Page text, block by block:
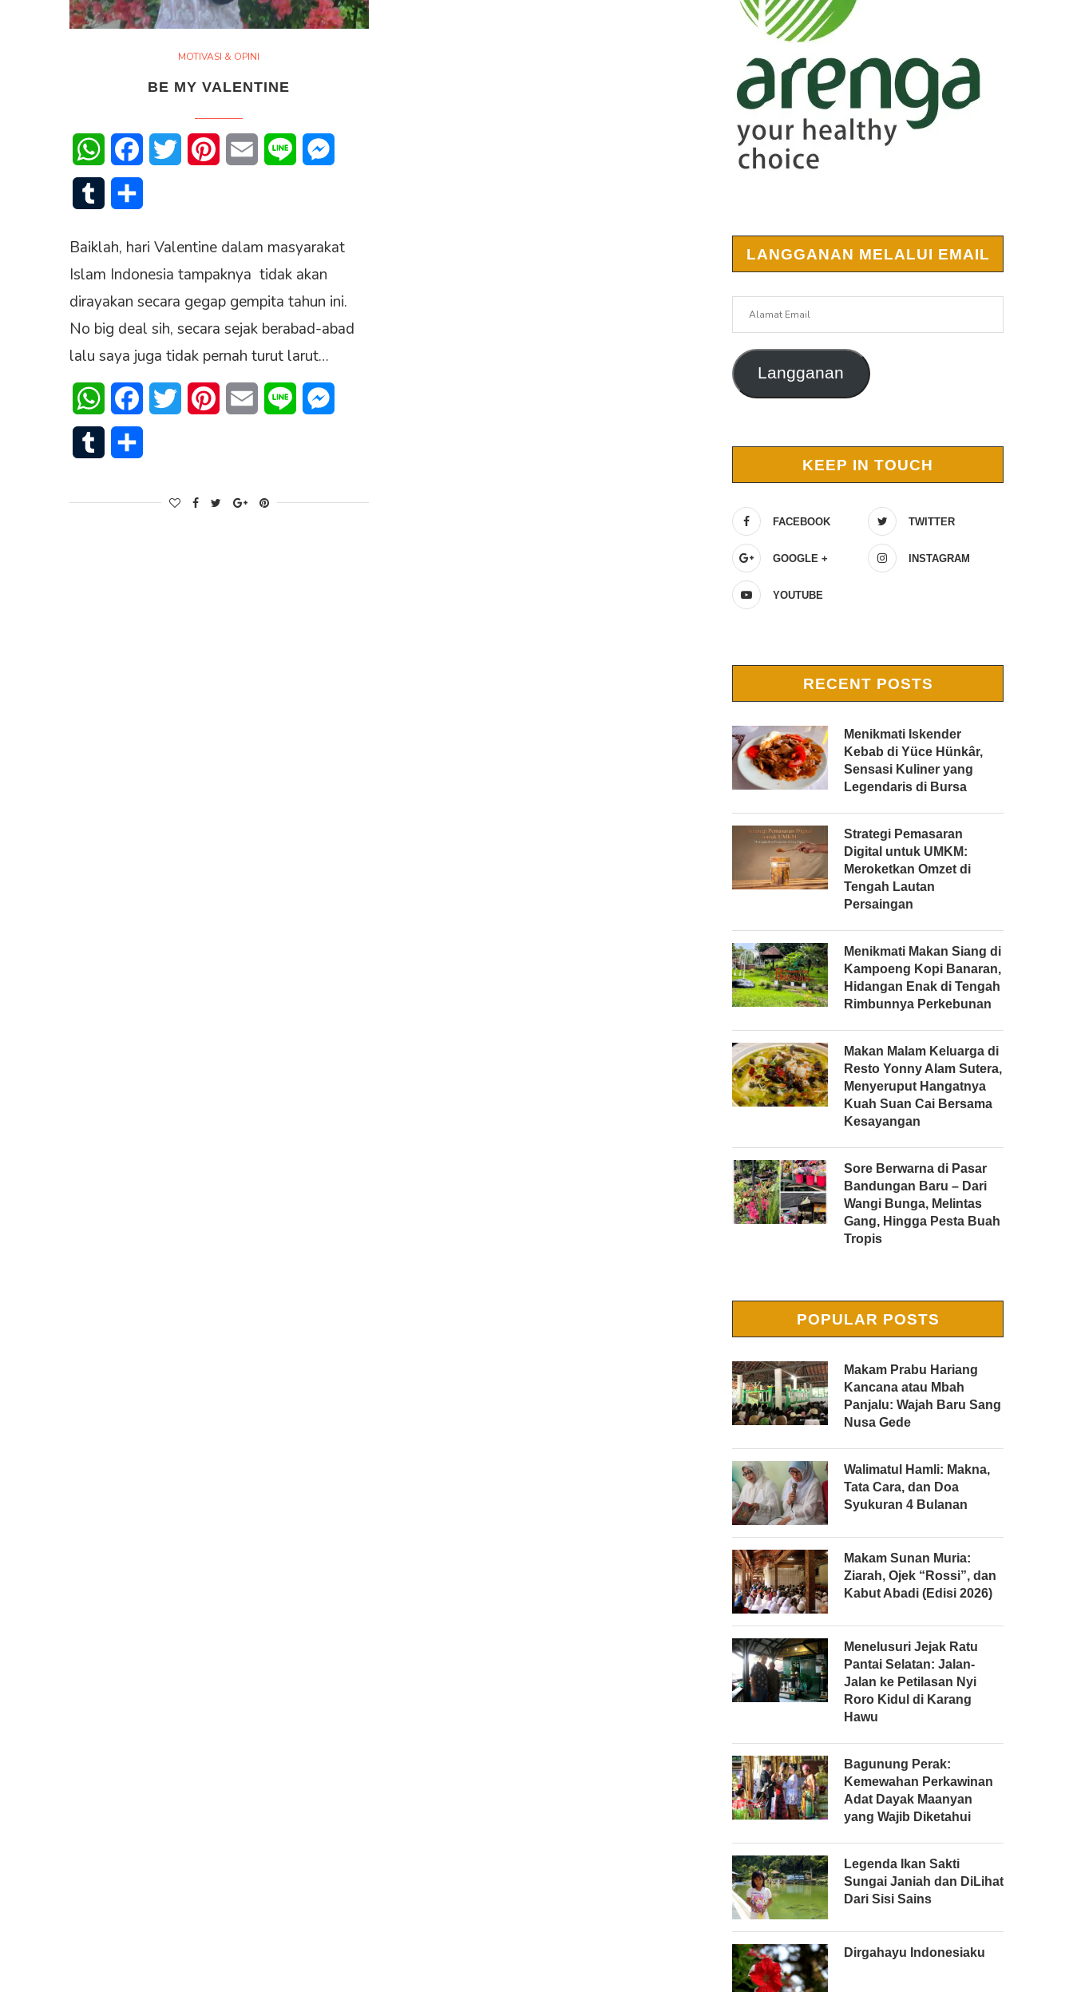
MOTIVASI & OPINI
BE MY VALENTINE
WhatsAppFacebookTwitter PinterestEmail Line
Tumblr
Baiklah, hari Valentine dalam masyarakat
Islam Indonesia tampaknya tidak akan
dirayakan secara gegap gempita tahun ini.
No big deal sih, secara sejak berabad-abad
lalu saya juga tidak pernah turut larut…
WhatsAppFacebookTwitter PinterestEmail Line
Tumblr
LANGGANAN MELALUI EMAIL
Langganan
KEEP IN TOUCH
FACEBOOK TWITTER
GOOGLE + INSTAGRAM
YOUTUBE
RECENT POSTS
Menikmati Iskender
Kebab di Yüce Hünkâr,
Sensasi Kuliner yang
Legendaris di Bursa
Strategi Pemasaran
Digital untuk UMKM:
Meroketkan Omzet di
Tengah Lautan
Persaingan
Menikmati Makan Siang di
Kampoeng Kopi Banaran,
Hidangan Enak di Tengah
Rimbunnya Perkebunan
Makan Malam Keluarga di
Resto Yonny Alam Sutera,
Menyeruput Hangatnya
Kuah Suan Cai Bersama
Kesayangan
Sore Berwarna di Pasar
Bandungan Baru – Dari
Wangi Bunga, Melintas
Gang, Hingga Pesta Buah
Tropis
POPULAR POSTS
Makam Prabu Hariang
Kancana atau Mbah
Panjalu: Wajah Baru Sang
Nusa Gede
Walimatul Hamli: Makna,
Tata Cara, dan Doa
Syukuran 4 Bulanan
Makam Sunan Muria:
Ziarah, Ojek “Rossi”, dan
Kabut Abadi (Edisi 2026)
Menelusuri Jejak Ratu
Pantai Selatan: Jalan-
Jalan ke Petilasan Nyi
Roro Kidul di Karang
Hawu
Bagunung Perak:
Kemewahan Perkawinan
Adat Dayak Maanyan
yang Wajib Diketahui
Legenda Ikan Sakti
Sungai Janiah dan DiLihat
Dari Sisi Sains
Dirgahayu Indonesiaku